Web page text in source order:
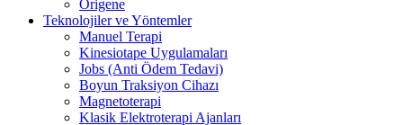
Origene
Teknolojiler ve Yöntemler
Manuel Terapi
Kinesiotape Uygulamaları
Jobs (Anti Ödem Tedavi)
Boyun Traksiyon Cihazı
Magnetoterapi
Klasik Elektroterapi Ajanları